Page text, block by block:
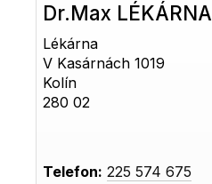
Dr.Max LÉKÁRNA
Lékárna
V Kasárnách 1019
Kolín
280 02
Telefon: 225 574 675